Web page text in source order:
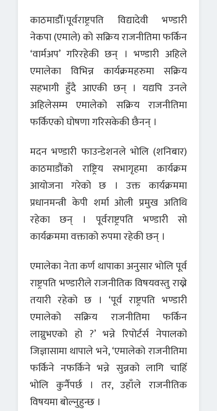
काठमाडौँ।पूर्वराष्ट्रपति विद्यादेवी भण्डारी
नेकपा (एमाले) को सक्रिय राजनीतिमा फर्किन
‘वार्मअप’ गरिरहेकी छन् । भण्डारी अहिले
एमालेका विभिन्न कार्यक्रमहरुमा सक्रिय
सहभागी हुँदै आएकी छन् । यद्यपि उनले
अहिलेसम्म एमालेको सक्रिय राजनीतिमा
फर्किएको घोषणा गरिसकेकी छैनन् ।
मदन भण्डारी फाउन्डेशनले भोलि (शनिबार)
काठमाडौंको राष्ट्रिय सभागृहमा कार्यक्रम
आयोजना गरेको छ । उक्त कार्यक्रममा
प्रधानमन्त्री केपी शर्मा ओली प्रमुख अतिथि
रहेका छन् । पूर्वराष्ट्रपति भण्डारी सो
कार्यक्रममा वक्ताको रुपमा रहेकी छन् ।
एमालेका नेता कर्ण थापाका अनुसार भोलि पूर्व
राष्ट्रपति भण्डारीले राजनीतिक विषयवस्तु राख्ने
तयारी रहेको छ । ‘पूर्व राष्ट्रपति भण्डारी
एमालेको सक्रिय राजनीतिमा फर्किन
लाग्नुभएको हो ?’ भन्ने रिपोर्टर्स नेपालको
जिज्ञासामा थापाले भने, ‘एमालेको राजनीतिमा
फर्किने नफर्किने भन्ने सुन्नको लागि चाहिँ
भोलि कुर्नैपर्छ । तर, उहाँले राजनीतिक
विषयमा बोल्नुहुन्छ ।